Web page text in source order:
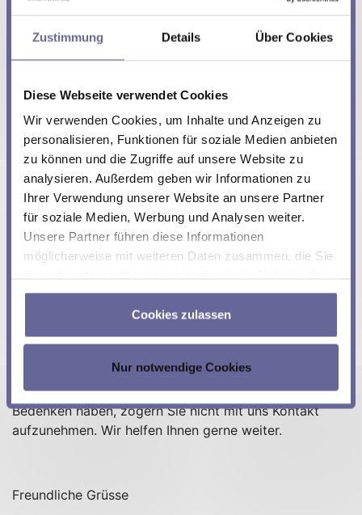
Zustimmung Details Über Cookies
Diese Webseite verwendet Cookies
Wir verwenden Cookies, um Inhalte und Anzeigen zu
personalisieren, Funktionen für soziale Medien anbieten
zu können und die Zugriffe auf unsere Website zu
analysieren. Außerdem geben wir Informationen zu
Ihrer Verwendung unserer Website an unsere Partner
für soziale Medien, Werbung und Analysen weiter.
Unsere Partner führen diese Informationen
möglicherweise mit weiteren Daten zusammen, die Sie
Nutzung der Dienste gesammelt haben.
Cookies zulassen
Nur notwendige Cookies
besser.
Software-kompatibel ab Firmware v3.20 (oder
sind, können wir bei Bedarf eine kompatible
Verfügbar ab dem 01.01.2020 - Nach Rücksprache
können einzelne Geräte für Tests ab Herbst 2019
bezogen werden.
Richtungs-Kennzeichnung zur Vermeidung von
Einbaufehlern.
von den genannten Vorteilen. Dennoch sollten Sie
Falls Sie weitere Informationen benötigen oder
Bedenken haben, zögern Sie nicht mit uns Kontakt
aufzunehmen. Wir helfen Ihnen gerne weiter.
Freundliche Grüsse